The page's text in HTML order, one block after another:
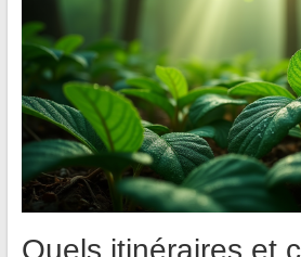
Quels itinéraires et